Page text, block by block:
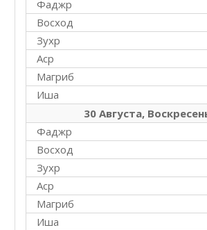
Фаджр
Восход
Зухр
Аср
Магриб
Иша
30 Августа,
Фаджр
Восход
Зухр
Аср
Магриб
Иша